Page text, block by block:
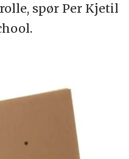
spør Per Kjetil